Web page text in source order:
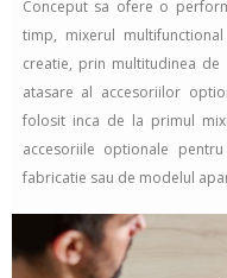
Conceput sa ofere o
timp, mixerul
creatie, prin multitudinea de
atasare al accesoriilor
folosit inca de la primul
accesoriile optionale
fabricatie sau de modelul